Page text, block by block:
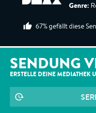
Genre:
67% gefällt diese
SENDUNG
ERSTELLE DEINE MEDIATHEK